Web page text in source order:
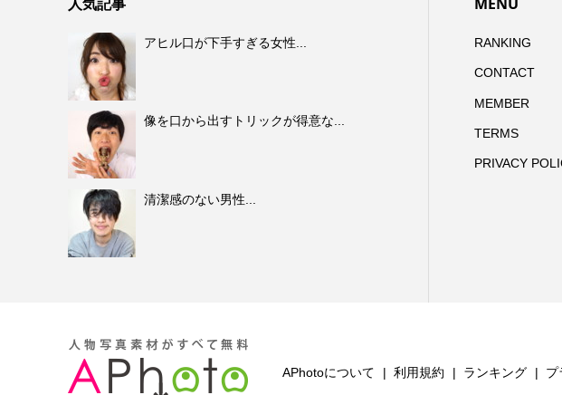
アヒル口が下手すぎる女性...
像を口から出すトリックが得意な...
清潔感のない男性...
RANKING
CONTACT
MEMBER
TERMS
PRIVACY
APhotoについて 利用規約 ランキング プ